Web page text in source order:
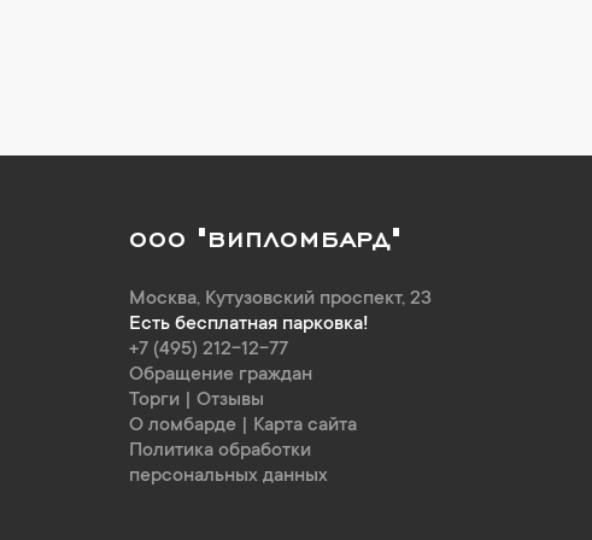
ООО "ВИПЛОМБАРД"
Москва, Кутузовский проспект, 23
Есть бесплатная парковка!
+7 (495) 212-12-77
Обращение граждан
Торги
Отзывы
О ломбарде
Карта сайта
Политика обработки
персональных данных